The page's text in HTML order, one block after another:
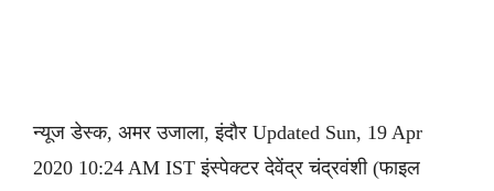
न्यूज डेस्क, अमर उजाला, इंदौर Updated Sun, 19 Apr
2020 10:24 AM IST इंस्पेक्टर देवेंद्र चंद्रवंशी (फाइल